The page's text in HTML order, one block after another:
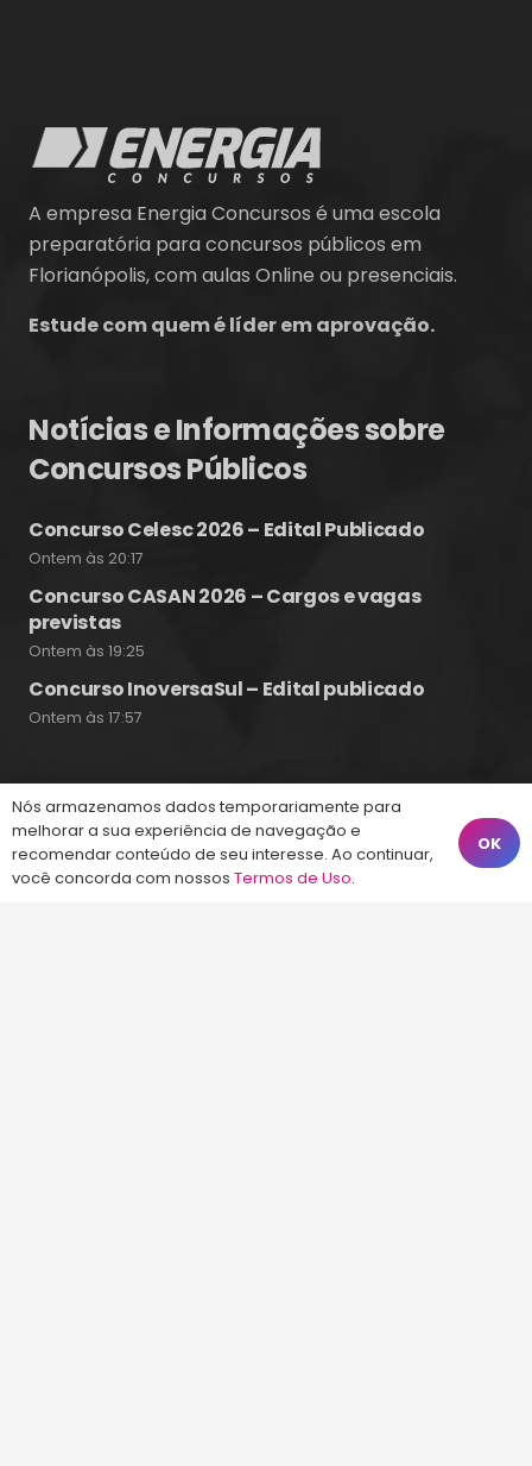
A empresa Energia Concursos é uma escola
preparatória para concursos públicos em
Florianópolis, com aulas Online ou presenciais.
Estude com quem é líder em aprovação.
Notícias e Informações sobre
Concursos Públicos
Concurso Celesc 2026 – Edital Publicado
Ontem às 20:17
Concurso CASAN 2026 – Cargos e vagas
previstas
Ontem às 19:25
Concurso InoversaSul – Edital publicado
Ontem às 17:57
Fale Conosco
Nós armazenamos dados temporariamente para
melhorar a sua experiência de navegação e
recomendar conteúdo de seu interesse. Ao continuar,
você concorda com nossos Termos de Uso.
OK